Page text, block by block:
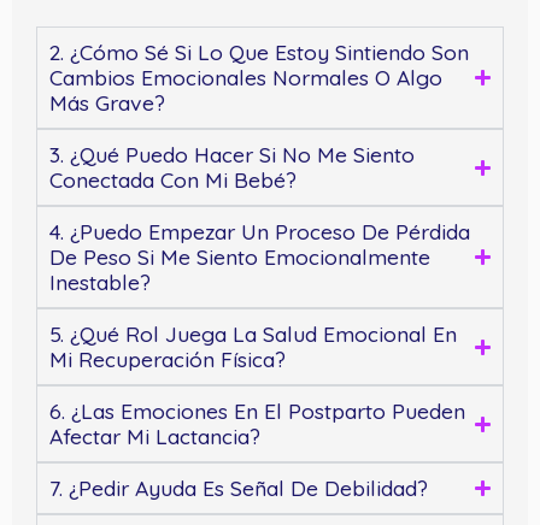
2. ¿Cómo Sé Si Lo Que Estoy Sintiendo Son
Cambios Emocionales Normales O Algo
Más Grave?
3. ¿Qué Puedo Hacer Si No Me Siento
Conectada Con Mi Bebé?
4. ¿Puedo Empezar Un Proceso De Pérdida
De Peso Si Me Siento Emocionalmente
Inestable?
5. ¿Qué Rol Juega La Salud Emocional En
Mi Recuperación Física?
6. ¿Las Emociones En El Postparto Pueden
Afectar Mi Lactancia?
7. ¿Pedir Ayuda Es Señal De Debilidad?